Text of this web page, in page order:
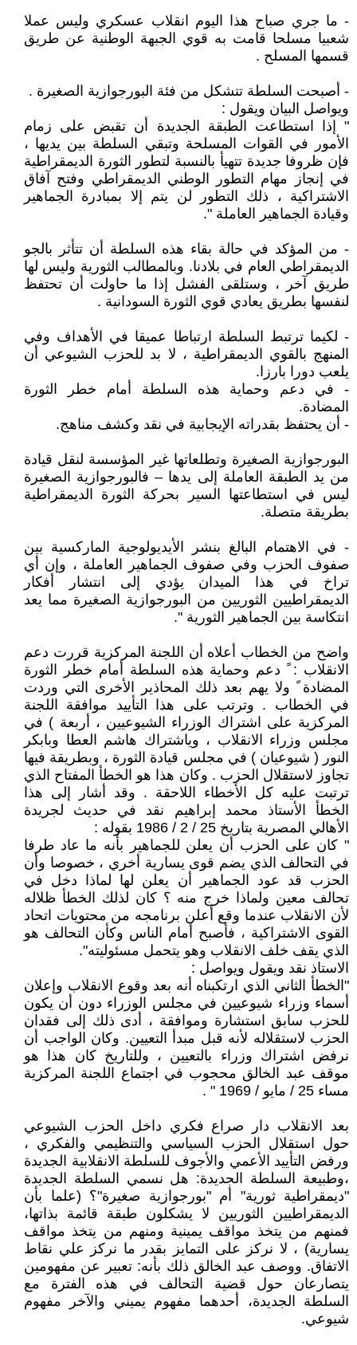
- ما جري صباح هذا اليوم انقلاب عسكري وليس عملا
شعبيا مسلحا قامت به قوي الجبهة الوطنية عن طريق
قسمها المسلح .
- أصبحت السلطة تتشكل من فئة البورجوازية الصغيرة .
ويواصل البيان ويقول :
" إذا استطاعت الطبقة الجديدة أن تقبض على زمام
الأمور في القوات المسلحة وتبقي السلطة بين يديها ،
فإن ظروفا جديدة تتهيأ بالنسبة لتطور الثورة الديمقراطية
في إنجاز مهام التطور الوطني الديمقراطي وفتح آفاق
الاشتراكية ، ذلك التطور لن يتم إلا بمبادرة الجماهير
وقيادة الجماهير العاملة ".
- من المؤكد في حالة بقاء هذه السلطة أن تتأثر بالجو
الديمقراطي العام في بلادنا. وبالمطالب الثورية وليس لها
طريق آخر ، وستلقى الفشل إذا ما حاولت أن تحتفظ
لنفسها بطريق يعادي قوي الثورة السودانية .
- لكيما ترتبط السلطة ارتباطا عميقا في الأهداف وفي
المنهج بالقوي الديمقراطية ، لا بد للحزب الشيوعي أن
يلعب دورا بارزا.
- في دعم وحماية هذه السلطة أمام خطر الثورة
المضادة.
- أن يحتفظ بقدراته الإيجابية في نقد وكشف مناهج.
البورجوازية الصغيرة وتطلعاتها غير المؤسسة لنقل قيادة
من يد الطبقة العاملة إلى يدها – فالبورجوازية الصغيرة
ليس في استطاعتها السير بحركة الثورة الديمقراطية
بطريقة متصلة.
- في الاهتمام البالغ بنشر الأيديولوجية الماركسية بين
صفوف الحزب وفي صفوف الجماهير العاملة ، وإن أي
تراخ في هذا الميدان يؤدي إلى انتشار أفكار
الديمقراطيين الثوريين من البورجوازية الصغيرة مما يعد
انتكاسة بين الجماهير الثورية ".
واضح من الخطاب أعلاه أن اللجنة المركزية قررت دعم
الانقلاب : ً دعم وحماية هذه السلطة أمام خطر الثورة
المضادة ً ولا يهم بعد ذلك المحاذير الأخرى التي وردت
في الخطاب . وترتب على هذا التأييد موافقة اللجنة
المركزية على اشتراك الوزراء الشيوعيين ، أربعة ) في
مجلس وزراء الانقلاب ، وياشتراك هاشم العطا وبابكر
النور ( شيوعيان ) في مجلس قيادة الثورة ، وبطريقة فيها
تجاوز لاستقلال الحزب . وكان هذا هو الخطأ المفتاح الذي
ترتبت عليه كل الأخطاء اللاحقة . وقد أشار إلى هذا
الخطأ الأستاذ محمد إبراهيم نقد في حديث لجريدة
الأهالي المصرية بتاريخ 25 / 2 / 1986 بقوله :
" كان على الحزب أن يعلن للجماهير بأنه ما عاد طرفا
في التحالف الذي يضم قوى يسارية أخري ، خصوصا وأن
الحزب قد عود الجماهير أن يعلن لها لماذا دخل في
تحالف معين ولماذا خرج منه ؟ كان لذلك الخطأ ظلاله
لأن الانقلاب عندما وقع أعلن برنامجه من محتويات اتحاد
القوى الاشتراكية ، فأصبح أمام الناس وكأن التحالف هو
الذي يقف خلف الانقلاب وهو يتحمل مسئوليته".
الاستاذ نقد ويقول ويواصل :
"الخطأ الثاني الذي ارتكبناه أنه بعد وقوع الانقلاب وإعلان
أسماء وزراء شيوعيين في مجلس الوزراء دون أن يكون
للحزب سابق استشارة وموافقة ، أدى ذلك إلى فقدان
الحزب لاستقلاله لأنه قبل مبدأ التعيين. وكان الواجب أن
نرفض اشتراك وزراء بالتعيين ، وللتاريخ كان هذا هو
موقف عبد الخالق محجوب في اجتماع اللجنة المركزية
مساء 25 / مايو / 1969 " .
بعد الانقلاب دار صراع فكري داخل الحزب الشيوعي
حول استقلال الحزب السياسي والتنظيمي والفكري ،
ورفض التأييد الأعمي والأجوف للسلطة الانقلابية الجديدة
،وطبيعة السلطة الجديدة: هل نسمي السلطة الجديدة
"ديمقراطية ثورية" أم "بورجوازية صغيرة"؟ (علما بأن
الديمقراطيين الثوريين لا يشكلون طبقة قائمة بذاتها،
فمنهم من يتخذ مواقف يمينية ومنهم من يتخذ مواقف
يسارية) ، لا نركز على التمايز بقدر ما نركز علي نقاط
الاتفاق. ووصف عبد الخالق ذلك بأنه: تعبير عن مفهومين
يتصارعان حول قضية التحالف في هذه الفترة مع
السلطة الجديدة، أحدهما مفهوم يميني والآخر مفهوم
شيوعي.